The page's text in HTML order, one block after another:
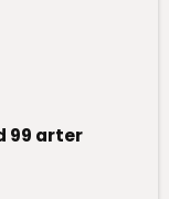
99 arter